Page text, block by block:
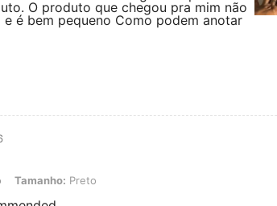
O produto que chegou pra mim não
e é bem pequeno Como podem anotar
Preto
Tamanho: Preto